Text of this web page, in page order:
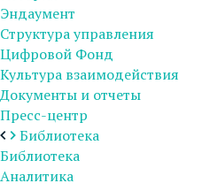
Эндаумент
Структура управления
Цифровой Фонд
Культура взаимодействия
Документы и отчеты
Пресс-центр
Библиотека
Библиотека
Аналитика